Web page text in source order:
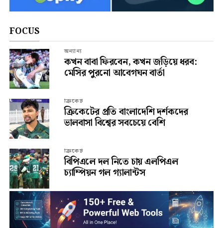
FOCUS
অন্যান্য
কখন বাবা ফিরবেন, কখন জড়িয়ে ধরব:
মেসির পুরনো আবেগঘন বার্তা
ক্রিকেট
ক্রিকেটের প্রতি বাংলাদেশি দর্শকদের
ভালবাসা বিশ্বের সবচেয়ে বেশি
ক্রিকেট
বিপিএলে দল নিতে চায় এলপিএল
চ্যাম্পিয়ন গল গ্যালান্টস